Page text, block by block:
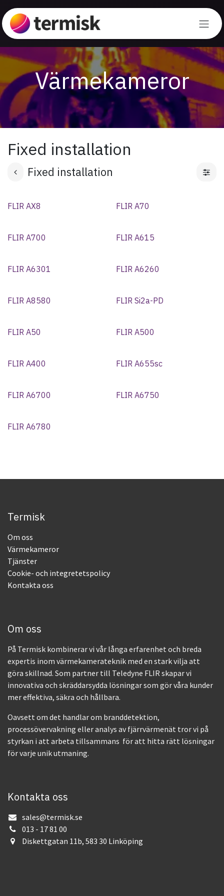
Hoppa till innehåll
Värmekameror
Fixed installation
Fixed installation
FLIR AX8 FLIR A70
FLIR A700 FLIR A615
FLIR A6301 FLIR A6260
FLIR A8580 FLIR Si2a-PD
FLIR A50 FLIR A500
FLIR A400 FLIR A655sc
FLIR A6700 FLIR A6750
FLIR A6780
Termisk
Om oss
Värmekameror
Tjänster
Cookie- och integretetspolicy
Kontakta oss
Om oss
På Termisk kombinerar vi vår långa erfarenhet och breda
expertis inom värmekamerateknik med en stark vilja att
göra skillnad. Som partner till Teledyne FLIR skapar vi
innovativa och skräddarsydda lösningar som gör våra kunder
mer effektiva, säkra och hållbara.
Oavsett om det handlar om branddetektion,
processövervakning eller analys av fjärrvärmenät tror vi på
styrkan i att arbeta tillsammans för att hitta rätt lösningar
för varje unik utmaning.
Kontakta oss
sales@termisk.se
013 - 17 81 00
Diskettgatan 11b, 583 30 Linköping